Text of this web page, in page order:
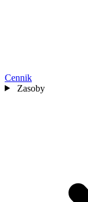
Cennik
Zasoby